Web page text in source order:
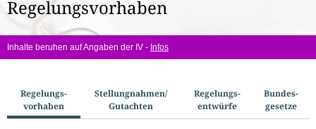
hier:
Regelungsvorhaben
Inhalte beruhen auf Angaben der IV - Infos
u
Regelungs­
vorhaben
Stellungnahmen/​
Gutachten
Regelungs­
entwürfe
Bundes­
gesetze